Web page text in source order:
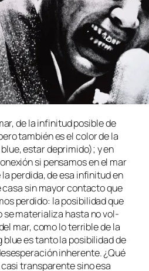
de la in­fi­ni­tud po­si­ble de
tam­bién es el co­lor de la
, es­tar de­pri­mi­do); y en
si pen­sa­mos en el mar
per­di­da, de esa in­fi­ni­tud en
ca­sa sin ma­yor con­tac­to que
per­di­do: la po­si­bi­li­dad que
se ma­te­ria­li­za has­ta no vol­
mar, co­mo lo te­rri­ble de la
bluees tan­to la po­si­bi­li­dad de
inhe­ren­te. ¿Qué
trans­pa­ren­te sino esa